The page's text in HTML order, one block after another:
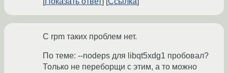
С rpm таких проблем нет.
По теме: --nodeps для libqt5xdg1 пробовал?
Только не переборщи с этим, а то можно